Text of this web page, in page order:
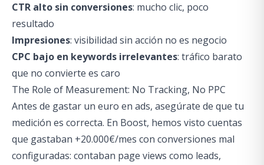
CTR alto sin conversiones: mucho clic, poco
resultado
Impresiones: visibilidad sin acción no es negocio
CPC bajo en keywords irrelevantes: tráfico barato
que no convierte es caro
The Role of Measurement: No Tracking, No PPC
Antes de gastar un euro en ads, asegúrate de que tu
medición es correcta. En Boost, hemos visto cuentas
que gastaban +20.000€/mes con conversiones mal
configuradas: contaban page views como leads,